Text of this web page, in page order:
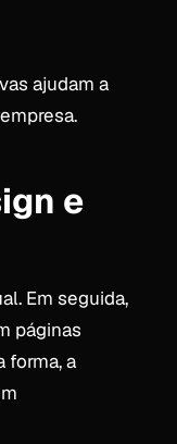
ajudam a
e
Em seguida,
páginas
forma, a